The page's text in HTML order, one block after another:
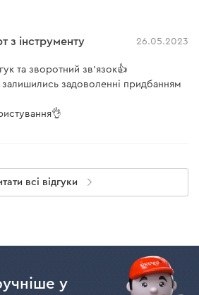
з інструменту 26.05.2023
та зворотний зв'язок👍
задоволенні придбанням
всі відгуки
у